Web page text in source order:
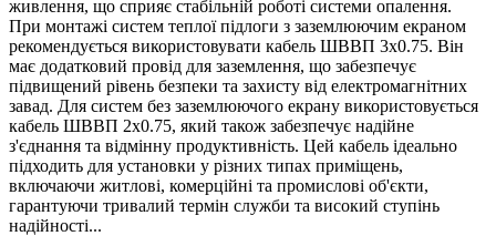
живлення, що сприяє стабільній роботі системи опалення.
При монтажі систем теплої підлоги з заземлюючим екраном
рекомендується використовувати кабель ШВВП 3х0.75. Він
має додатковий провід для заземлення, що забезпечує
підвищений рівень безпеки та захисту від електромагнітних
завад. Для систем без заземлюючого екрану використовується
кабель ШВВП 2х0.75, який також забезпечує надійне
з'єднання та відмінну продуктивність. Цей кабель ідеально
підходить для установки у різних типах приміщень,
включаючи житлові, комерційні та промислові об'єкти,
гарантуючи тривалий термін служби та високий ступінь
надійності...